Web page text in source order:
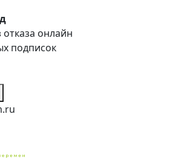
онлайн
подписок